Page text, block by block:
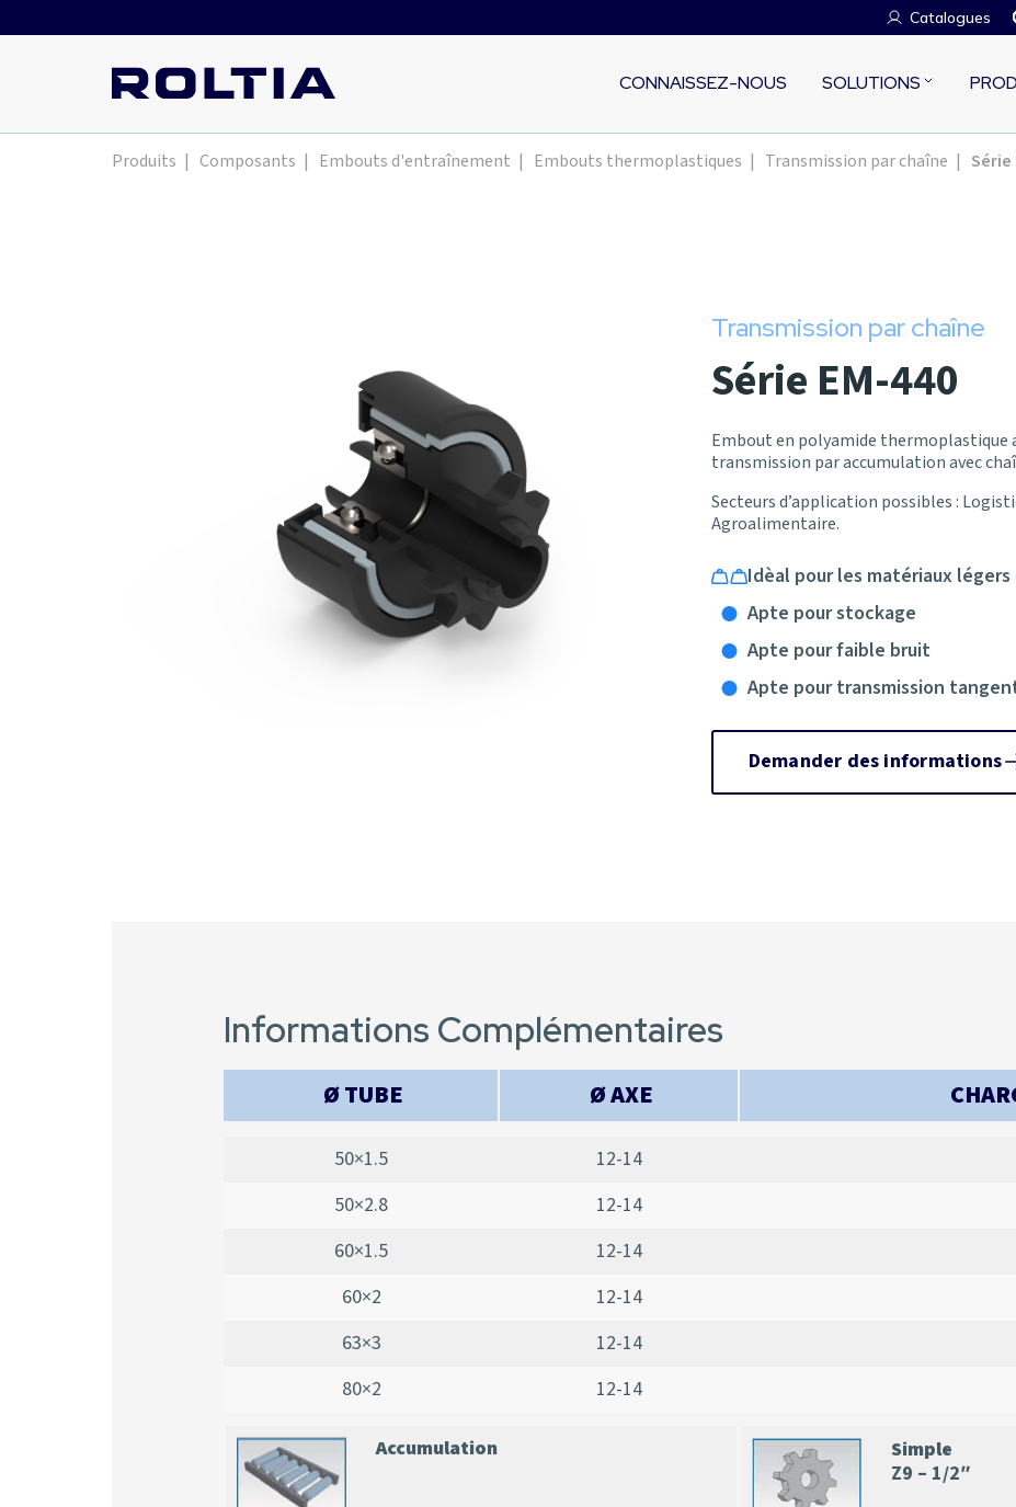
Catalogues
CONNAISSEZ-NOUS SOLUTIONS
Produits | Composants | Embouts d'entraînement | Embouts thermoplastiques | Transmission par chaîne | Série
Transmission par chaîne
Série EM-440
Embout en polyamide thermoplastique
transmission par accumulation avec
Secteurs d’application possibles :
Agroalimentaire.
Idèal pour les matériaux légers
Apte pour stockage
Apte pour faible bruit
Apte pour transmission
Demander des informations
Informations Complémentaires
Ø TUBE Ø AXE
50×1.5 12-14
50×2.8
12-14
60×1.5
12-14
60×2
12-14
63×3
12-14
80×2
12-14
Accumulation
Simple
Z9 – 1/2″